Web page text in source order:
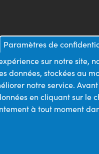
Paramètres de
sur notre site,
données, stockées au
notre service.
en cliquant sur le
à tout moment